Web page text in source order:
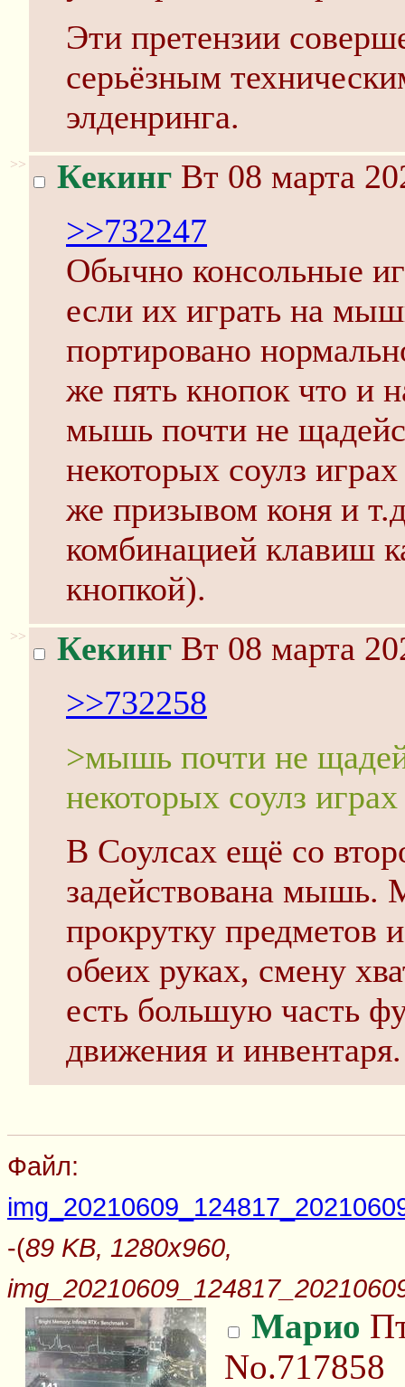
Эти претензии
серьёзным
элденринга.
>> Кекинг Вт 08 марта
>>732247
Обычно консольные
если их играть на
портировано
же пять кнопок что и
мышь почти не
некоторых соулз
же призывом коня и
комбинацией клавиш
кнопкой).
>> Кекинг Вт 08 марта
>>732258
>мышь почти не
некоторых соулз играх
В Соулсах ещё со
задействована мышь.
прокрутку предметов
обеих руках, смену
есть большую часть
движения и инвентаря.
Файл:
-(89 KB, 1280x960,
Марио
No.717858